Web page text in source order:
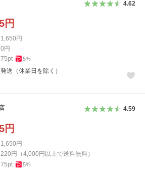
4.62
円
1,650 円
0 円
75pt 5%
送（休業日を除く）
4.59
円
1,650 円
220 円 （4,000 円以上で送料無料）
75pt 5%